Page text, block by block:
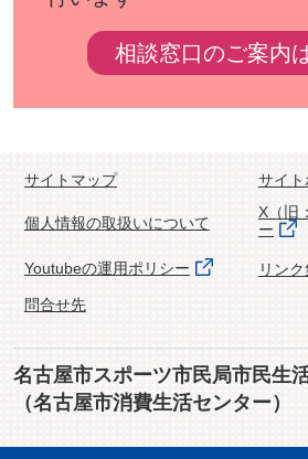
相談窓口のご案内
サイトマップ サイト
個人情報の取扱いについて
X（旧
ー
Youtubeの運用ポリシー
リン
問合せ先
名古屋市スポーツ市民局市民生
（名古屋市消費生活センター）